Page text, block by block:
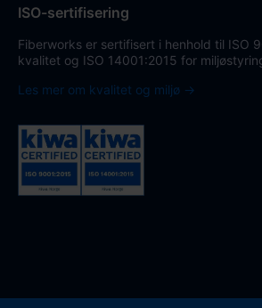
ISO-sertifisering
Fiberworks er sertifisert i henhold til ISO
kvalitet og ISO 14001:2015 for
Les mer om kvalitet og miljø →